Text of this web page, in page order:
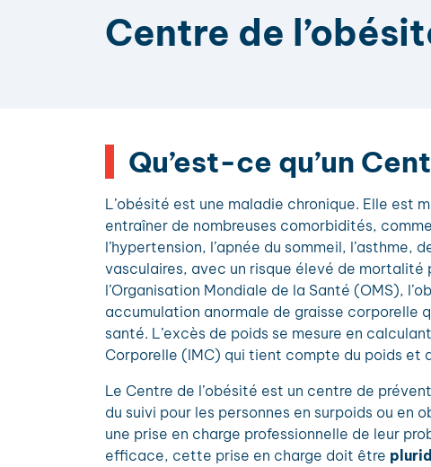
Centre de
Qu’est-ce qu’un
L’obésité est une maladie chronique. Elle est
entraîner de nombreuses comorbidités,
l’hypertension, l’apnée du sommeil, l’asthme,
vasculaires, avec un risque élevé de mortalité
l’Organisation Mondiale de la Santé (OMS),
accumulation anormale de graisse corporelle
santé. L’excès de poids se mesure en
Corporelle (IMC) qui tient compte du poids et
Le Centre de l’obésité est un centre de
du suivi pour les personnes en surpoids ou en
une prise en charge professionnelle de leur
efficace, cette prise en charge doit être